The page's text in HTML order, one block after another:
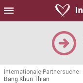
Internationale Partnersuche
Bang Khun Thian